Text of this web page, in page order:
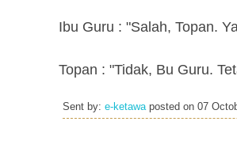
Ibu Guru : "Salah, Topan.
Topan : "Tidak, Bu Guru.
Sent by: e-ketawaposted on 07